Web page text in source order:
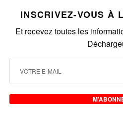
INSCRIVEZ-VOUS À
Et recevez toutes les